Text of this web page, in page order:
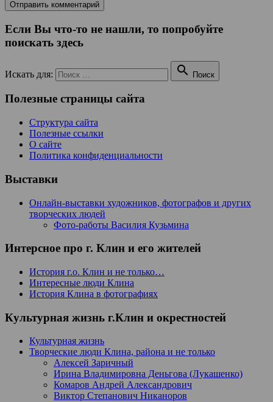
Если Вы что-то не нашли, то попробуйте
поискать здесь
Искать для:  Поиск
Полезные страницы сайта
Структура сайта
Полезные ссылки
О сайте
Политика конфиденциальности
Выставки
Онлайн-выставки художников, фотографов и других
творческих людей
Фото-работы Василия Кузьмина
Интерсное про г. Клин и его жителей
История г.о. Клин и не только…
Интересные люди Клина
История Клина в фотографиях
Культурная жизнь г.Клин и окрестностей
Культурная жизнь
Творческие люди Клина, района и не только
Алексей Заричный
Ирина Владимировна Деньгова (Лукашенко)
Комаров Андрей Александрович
Виктор Степанович Никаноров